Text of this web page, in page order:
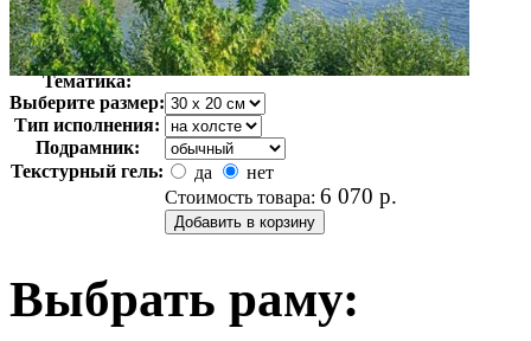
Автор:
Неизвестно
Арт-стиль
Фотография
Тематика:
Выберите размер:
Тип исполнения:
Подрамник:
Текстурный гель:
да
нет
Стоимость товара: 6 070 р.
Выбрать раму: